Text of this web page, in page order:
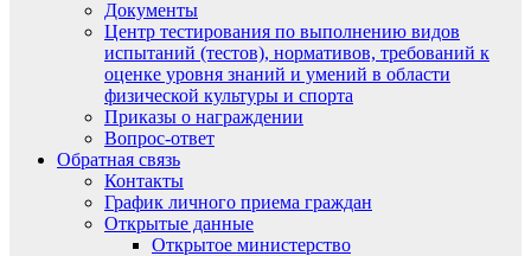
Документы
Центр тестирования по выполнению видов
испытаний (тестов), нормативов, требований к
оценке уровня знаний и умений в области
физической культуры и спорта
Приказы о награждении
Вопрос-ответ
Обратная связь
Контакты
График личного приема граждан
Открытые данные
Открытое министерство